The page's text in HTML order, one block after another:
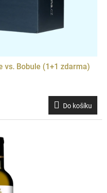
vs. Bobule (1+1 zdarma)
Do košíku